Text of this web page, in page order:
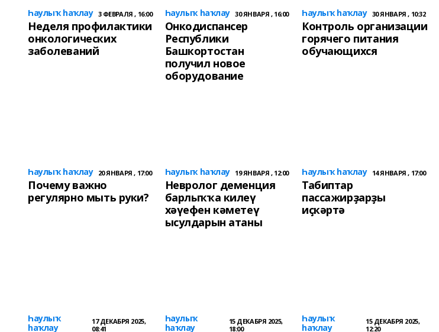
Һаулыҡ һаҡлау 3 ФЕВРАЛЯ , 16:00
Неделя профилактики
онкологических
заболеваний
Һаулыҡ һаҡлау 30 ЯНВАРЯ , 16:00
Онкодиспансер
Республики
Башкортостан
получил новое
оборудование
Һаулыҡ һаҡлау 30 ЯНВАРЯ , 10:32
Контроль организации
горячего питания
обучающихся
Һаулыҡ һаҡлау 20 ЯНВАРЯ , 17:00
Почему важно
регулярно мыть руки?
Һаулыҡ һаҡлау 19 ЯНВАРЯ , 12:00
Невролог деменция
барлыҡҡа килеү
хәүефен кәметеү
ысулдарын атаны
Һаулыҡ һаҡлау 14 ЯНВАРЯ , 17:00
Табиптар
пассажирҙарҙы
иҫкәртә
Һаулыҡ
һаҡлау
17 ДЕКАБРЯ 2025,
08:41
Һаулыҡ
һаҡлау
15 ДЕКАБРЯ 2025,
18:00
Һаулыҡ
һаҡлау
15 ДЕКАБРЯ 2025,
12:20